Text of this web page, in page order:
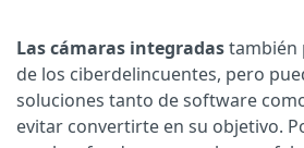
Las cámaras integradastambién
de los ciberdelincuentes, pero
soluciones tanto de software
evitar convertirte en su objetivo.